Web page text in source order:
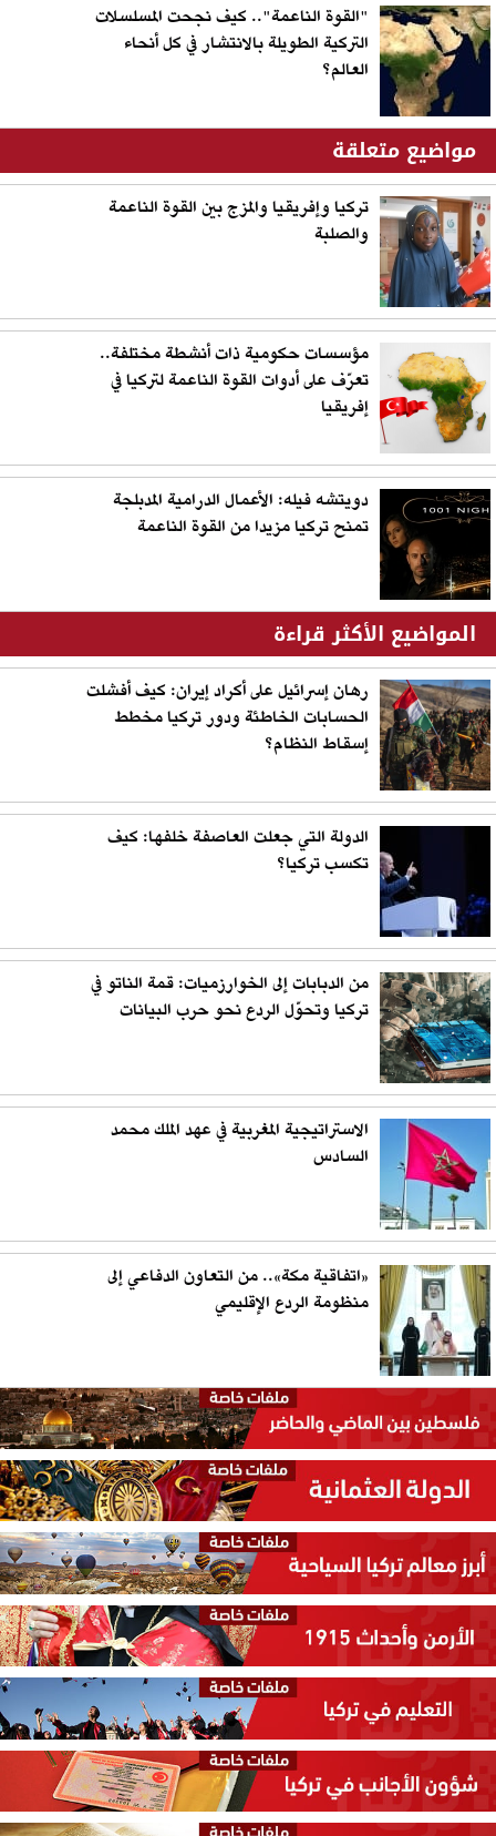
"القوة الناعمة".. كيف نجحت المسلسلات
التركية الطويلة بالانتشار في كل أنحاء
العالم؟
مواضيع متعلقة
تركيا وإفريقيا والمزج بين القوة الناعمة
والصلبة
مؤسسات حكومية ذات أنشطة مختلفة..
تعرّف على أدوات القوة الناعمة لتركيا في
إفريقيا
دويتشه فيله: الأعمال الدرامية المدبلجة
تمنح تركيا مزيدا من القوة الناعمة
المواضيع الأكثر قراءة
رهان إسرائيل على أكراد إيران: كيف أفشلت
الحسابات الخاطئة ودور تركيا مخطط
إسقاط النظام؟
الدولة التي جعلت العاصفة خلفها: كيف
تكسب تركيا؟
من الدبابات إلى الخوارزميات: قمة الناتو في
تركيا وتحوّل الردع نحو حرب البيانات
الاستراتيجية المغربية في عهد الملك محمد
السادس
«اتفاقية مكة».. من التعاون الدفاعي إلى
منظومة الردع الإقليمي